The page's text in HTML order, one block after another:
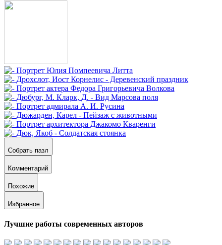
Собрать пазл
Комментарий
Похожие
Избранное
Лучшие работы современных авторов